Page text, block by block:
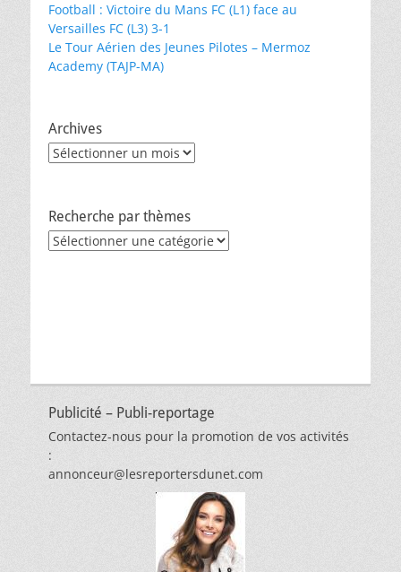
Football : Victoire du Mans FC (L1) face au
Versailles FC (L3) 3-1
Le Tour Aérien des Jeunes Pilotes – Mermoz
Academy (TAJP-MA)
Archives
Archives
Recherche par thèmes
Recherche
Publicité – Publi-reportage
Contactez-nous pour la promotion de vos activités
:
annonceur@lesreportersdunet.com